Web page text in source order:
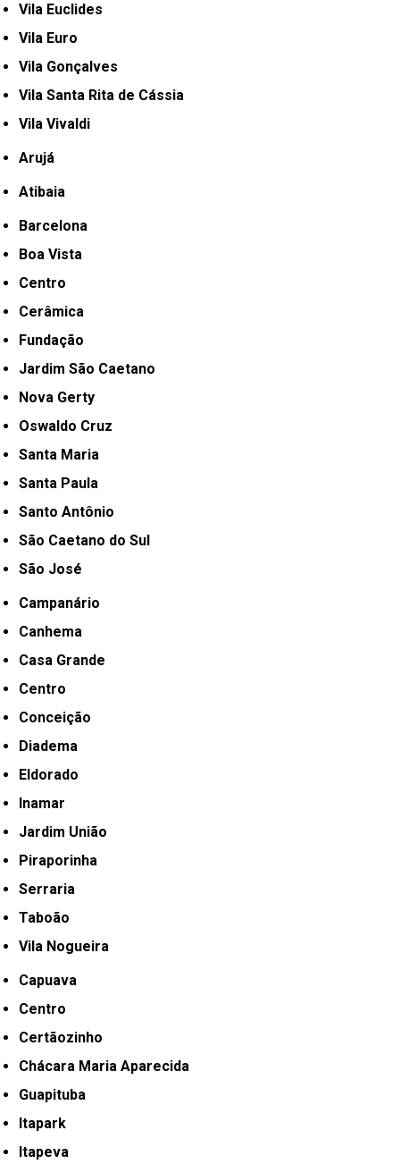
Vila Euclides
Vila Euro
Vila Gonçalves
Vila Santa Rita de Cássia
Vila Vivaldi
Arujá
Atibaia
Barcelona
Boa Vista
Centro
Cerâmica
Fundação
Jardim São Caetano
Nova Gerty
Oswaldo Cruz
Santa Maria
Santa Paula
Santo Antônio
São Caetano do Sul
São José
Campanário
Canhema
Casa Grande
Centro
Conceição
Diadema
Eldorado
Inamar
Jardim União
Piraporinha
Serraria
Taboão
Vila Nogueira
Capuava
Centro
Certãozinho
Chácara Maria Aparecida
Guapituba
Itapark
Itapeva